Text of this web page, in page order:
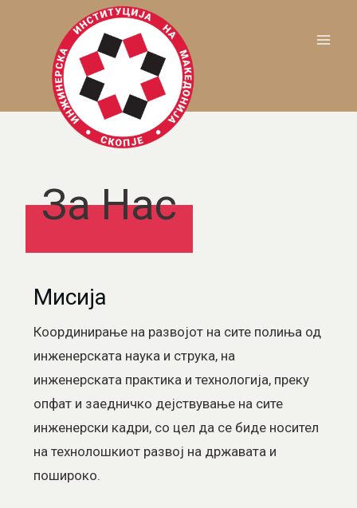
За Нас
Мисија
Координирање на развојот на сите полиња од
инженерската наука и струка, на
инженерската практика и технологија, преку
опфат и заедничко дејствување на сите
инженерски кадри, со цел да се биде носител
на технолошкиот развој на државата и
пошироко.